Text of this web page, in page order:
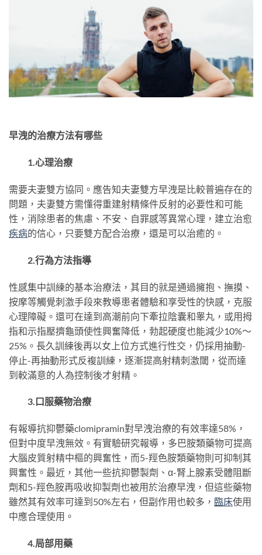
早洩的治療方法有哪些
1.心理治療
需要夫妻雙方協同。應告知夫妻雙方早洩是比較普遍存在的
問題，夫妻雙方需懂得重建射精條件反射的必要性和可能
性，消除患者的焦慮、不安、自罪感等異常心理，建立治愈
疾病的信心，只要雙方配合治療，還是可以治癒的。
2.行為方法指導
性感集中訓練的基本治療法，其目的就是通過擁抱、撫摸、
按摩等觸覺刺激手段來教導患者體驗和享受性的快感，克服
心理障礙。還可在達到高潮前向下牽拉陰囊和睾丸，或用拇
指和示指壓擠龜頭使性興奮降低，勃起硬度也能減少10%～
25%。長久訓練後再以女上位方式進行性交，仍採用抽動-
停止-再抽動形式反複訓練，逐漸提高射精刺激閾，從而達
到較滿意的人為控制後才射精。
3.口服藥物治療
有報導抗抑鬱藥clomipramin對早洩治療的有效率達58%，
但對中度早洩無效。有實驗研究報導，多巴胺類藥物可提高
大腦皮質射精中樞的興奮性，而5-羥色胺類藥物則可抑制其
興奮性。最近，其他一些抗抑鬱製劑、α-腎上腺素受體阻斷
劑和5-羥色胺再吸收抑製劑也被用於治療早洩，但這些藥物
雖然其有效率可達到50%左右，但副作用也較多， 臨床使用
中應合理使用。
4.局部用藥